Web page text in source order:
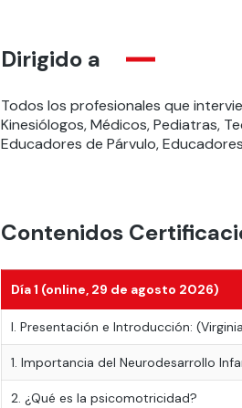
Dirigido a
Todos los profesionales que
Kinesiólogos, Médicos, Pediatras,
Educadores de Párvulo,
Contenidos
Día 1 (online, 29 de agosto 2026)
I. Presentación e Introducción:
1. Importancia del Neurodesarrollo
2. ¿Qué es la psicomotricidad?